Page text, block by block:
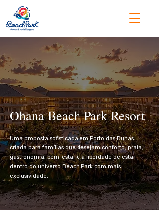
Ohana Beach Park Resort
Uma proposta sofisticada em Porto das Dunas,
criada para famílias que desejam conforto, praia,
gastronomia, bem-estar e a liberdade de estar
dentro do universo Beach Park com mais
exclusividade.